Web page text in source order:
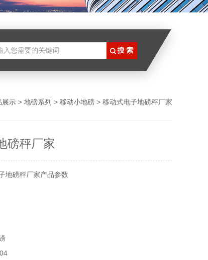
展示 > 地磅系列 > 移动小地磅 > 移动式电子地磅秤厂家
磅秤厂家
地磅秤厂家产品参数
50HZ